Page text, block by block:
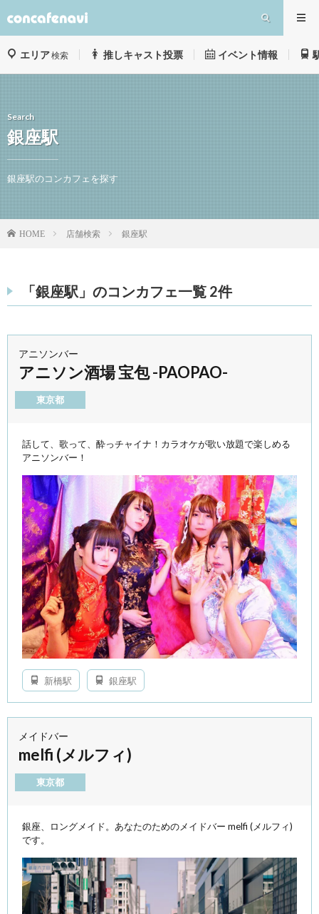
エリア検索 推しキャスト投票 イベント情報
Search
銀座駅
銀座駅のコンカフェを探す
HOME 店舗検索 銀座駅
「銀座駅」のコンカフェ一覧 2件
アニソンバー
アニソン酒場 宝包 -PAOPAO-
東京都
話して、歌って、酔っチャイナ！カラオケが歌い放題で楽しめる
アニソンバー！
新橋駅 銀座駅
メイドバー
melfi (メルフィ)
東京都
銀座、ロングメイド。あなたのためのメイドバー melfi (メルフィ)
です。